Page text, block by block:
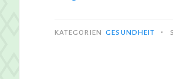
KATEGORIEN GESUNDHEIT •